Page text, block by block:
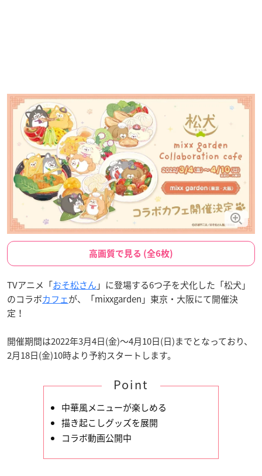
高画質で見る (全6枚)
TVアニメ「おそ松さん 」に登場する6つ子を犬化した「松犬」
のコラボカフェが、「mixxgarden」東京・大阪にて開催決
定！
開催期間は2022年3月4日(金)〜4月10日(日)までとなっており、
2月18日(金)10時より予約スタートします。
Point
中華風メニューが楽しめる
描き起こしグッズを展開
コラボ動画公開中